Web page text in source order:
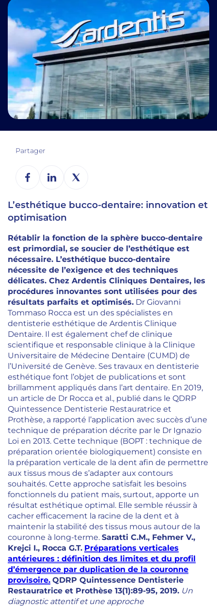
Partager
L’esthétique bucco-dentaire: innovation et
optimisation
Rétablir la fonction de la sphère bucco-dentaire
est primordial, se soucier de l’esthétique est
nécessaire. L’esthétique bucco-dentaire
nécessite de l’exigence et des techniques
délicates. Chez Ardentis Cliniques Dentaires, les
procédures innovantes sont utilisées pour des
résultats parfaits et optimisés. Dr Giovanni
Tommaso Rocca est un des spécialistes en
dentisterie esthétique de Ardentis Clinique
Dentaire. Il est également chef de clinique
scientifique et responsable clinique à la Clinique
Universitaire de Médecine Dentaire (CUMD) de
l’Université de Genève. Ses travaux en dentisterie
esthétique font l’objet de publications et sont
brillamment appliqués dans l’art dentaire. En 2019,
un article de Dr Rocca et al., publié dans le QDRP
Quintessence Dentisterie Restauratrice et
Prothèse, a rapporté l’application avec succès d’une
technique de préparation décrite par le Dr Ignazio
Loi en 2013. Cette technique (BOPT : technique de
préparation orientée biologiquement) consiste en
la préparation verticale de la dent afin de permettre
aux tissus mous de s’adapter aux contours
souhaités. Cette approche satisfait les besoins
fonctionnels du patient mais, surtout, apporte un
résultat esthétique optimal. Elle semble réussir à
cacher efficacement la racine de la dent et à
maintenir la stabilité des tissus mous autour de la
couronne à long-terme. Saratti C.M., Fehmer V.,
Krejci I., Rocca G.T. Préparations verticales
antérieures : déﬁnition des limites et du proﬁl
d’émergence par duplication de la couronne
provisoire. QDRP Quintessence Dentisterie
Restauratrice et Prothèse 13(1):89-95, 2019. Un
diagnostic attentif et une approche